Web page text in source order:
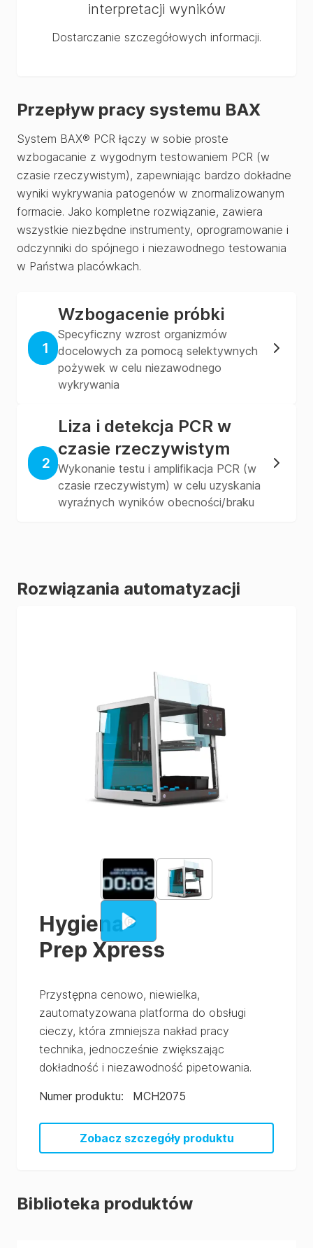
interpretacji wyników
Dostarczanie szczegółowych informacji.
Przepływ pracy systemu BAX
System BAX® PCR łączy w sobie proste
wzbogacanie z wygodnym testowaniem PCR (w
czasie rzeczywistym), zapewniając bardzo dokładne
wyniki wykrywania patogenów w znormalizowanym
formacie. Jako kompletne rozwiązanie, zawiera
wszystkie niezbędne instrumenty, oprogramowanie i
odczynniki do spójnego i niezawodnego testowania
w Państwa placówkach.
1
Wzbogacenie próbki
Specyficzny wzrost organizmów
docelowych za pomocą selektywnych
pożywek w celu niezawodnego
wykrywania
2
Liza i detekcja PCR w
czasie rzeczywistym
Wykonanie testu i amplifikacja PCR (w
czasie rzeczywistym) w celu uzyskania
wyraźnych wyników obecności/braku
Rozwiązania automatyzacji
Hygiena®
Prep Xpress
Przystępna cenowo, niewielka,
zautomatyzowana platforma do obsługi
cieczy, która zmniejsza nakład pracy
technika, jednocześnie zwiększając
dokładność i niezawodność pipetowania.
Numer produktu: MCH2075
Zobacz szczegóły produktu
Biblioteka produktów